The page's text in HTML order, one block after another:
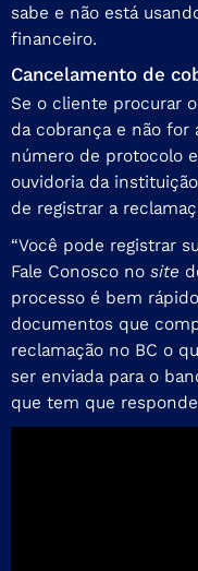
sabe e não está
financeiro.
Cancelamento de
Se o cliente procurar
da cobrança e não
número de protocolo
ouvidoria da
de registrar a
“Você pode registrar
Fale Conosco no site
processo é bem
documentos que
reclamação no BC o
ser enviada para o
que tem que